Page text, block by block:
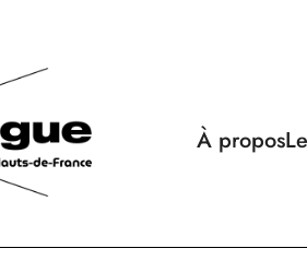
À propos